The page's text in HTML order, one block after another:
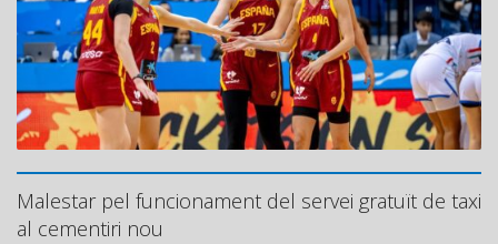
Malestar pel funcionament del servei gratuït de taxi
al cementiri nou